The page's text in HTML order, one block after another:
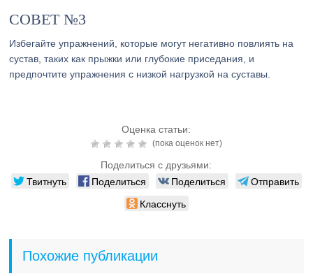
СОВЕТ №3
Избегайте упражнений, которые могут негативно повлиять на
сустав, таких как прыжки или глубокие приседания, и
предпочтите упражнения с низкой нагрузкой на суставы.
Оценка статьи:
(пока оценок нет)
Поделиться с друзьями:
Твитнуть Поделиться Поделиться
Отправить
Класснуть
Похожие публикации